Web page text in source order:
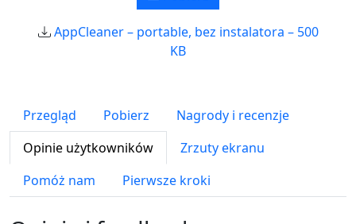
AppCleaner – portable, bez instalatora – 500
KB
Przegląd Pobierz
Nagrody i recenzje
Opinie użytkowników
Zrzuty ekranu
Pomóż nam
Pierwsze kroki